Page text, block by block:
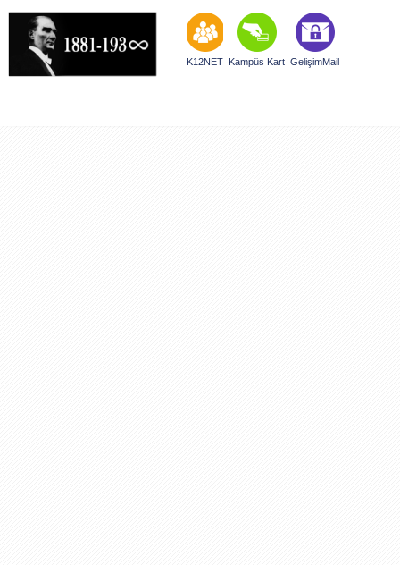
K12NET Kampüs Kart GelişimMail